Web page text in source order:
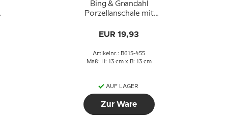
Bing & Grøndahl
Porzellanschale mit
455
EUR 19,93
Artikelnr.: B615-455
Maß: H: 13 cm x B: 13 cm
AUF LAGER
Zur Ware